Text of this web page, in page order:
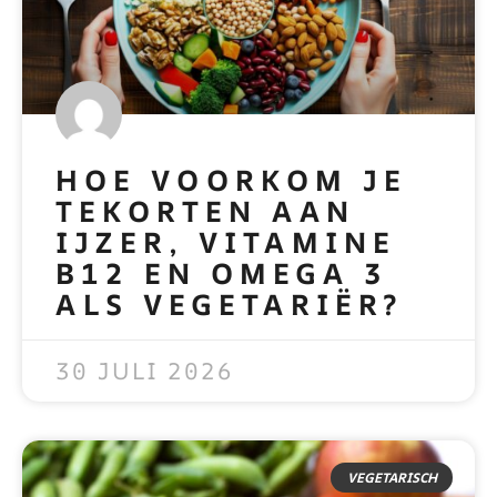
HOE VOORKOM JE
TEKORTEN AAN
IJZER, VITAMINE
B12 EN OMEGA 3
ALS VEGETARIËR?
30 JULI 2026
VEGETARISCH